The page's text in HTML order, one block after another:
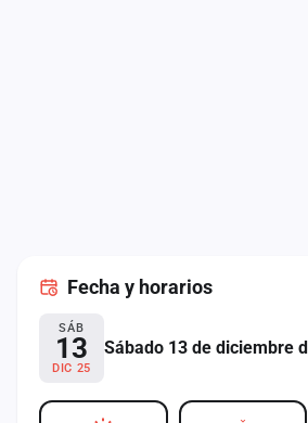
Fecha y horarios
SÁB
13
DIC 25
Sábado 13 de diciembre
Administración
Contacto